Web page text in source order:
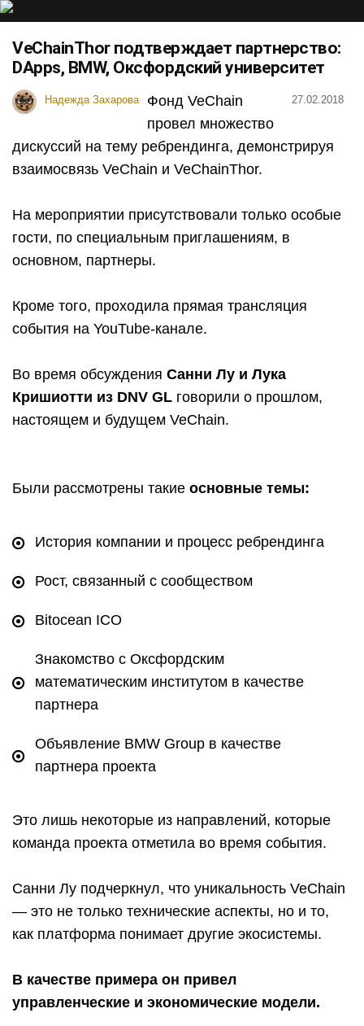
VeСhainThor подтверждает партнерство:
DApps, BMW, Оксфордский университет
Надежда Захарова 27.02.2018
Фонд VeChain
провел множество
дискуссий на тему ребрендинга, демонстрируя
взаимосвязь VeChain и VeChainThor.
На мероприятии присутствовали только особые
гости, по специальным приглашениям, в
основном, партнеры.
Кроме того, проходила прямая трансляция
события на YouTube-канале.
Во время обсуждения Санни Лу и Лука
Кришиотти из DNV GL говорили о прошлом,
настоящем и будущем VeChain.
Были рассмотрены такие основные темы:
История компании и процесс ребрендинга
Рост, связанный с сообществом
Bitocean ICO
Знакомство с Оксфордским
математическим институтом в качестве
партнера
Объявление BMW Group в качестве
партнера проекта
Это лишь некоторые из направлений, которые
команда проекта отметила во время события.
Санни Лу подчеркнул, что уникальность VeChain
— это не только технические аспекты, но и то,
как платформа понимает другие экосистемы.
В качестве примера он привел
управленческие и экономические модели.